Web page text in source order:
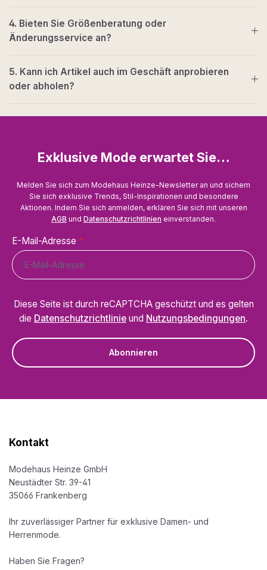
4. Bieten Sie Größenberatung oder
Änderungsservice an?
5. Kann ich Artikel auch im Geschäft anprobieren
oder abholen?
Exklusive Mode erwartet Sie…
Melden Sie sich zum Modehaus Heinze-Newsletter an und sichern
Sie sich exklusive Trends, Stil-Inspirationen und besondere
Aktionen. Indem Sie sich anmelden, erklären Sie sich mit unseren
AGB und Datenschutzrichtlinien einverstanden.
E-Mail-Adresse *
Diese Seite ist durch reCAPTCHA geschützt und es gelten
die Datenschutzrichtlinie und Nutzungsbedingungen.
Abonnieren
Kontakt
Modehaus Heinze GmbH
Neustädter Str. 39-41
35066 Frankenberg
Ihr zuverlässiger Partner für exklusive Damen- und
Herrenmode.
Haben Sie Fragen?